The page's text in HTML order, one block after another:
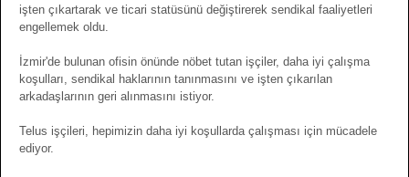
işten çıkartarak ve ticari statüsünü değiştirerek sendikal faaliyetleri
engellemek oldu.
İzmir'de bulunan ofisin önünde nöbet tutan işçiler, daha iyi çalışma
koşulları, sendikal haklarının tanınmasını ve işten çıkarılan
arkadaşlarının geri alınmasını istiyor.
Telus işçileri, hepimizin daha iyi koşullarda çalışması için mücadele
ediyor.